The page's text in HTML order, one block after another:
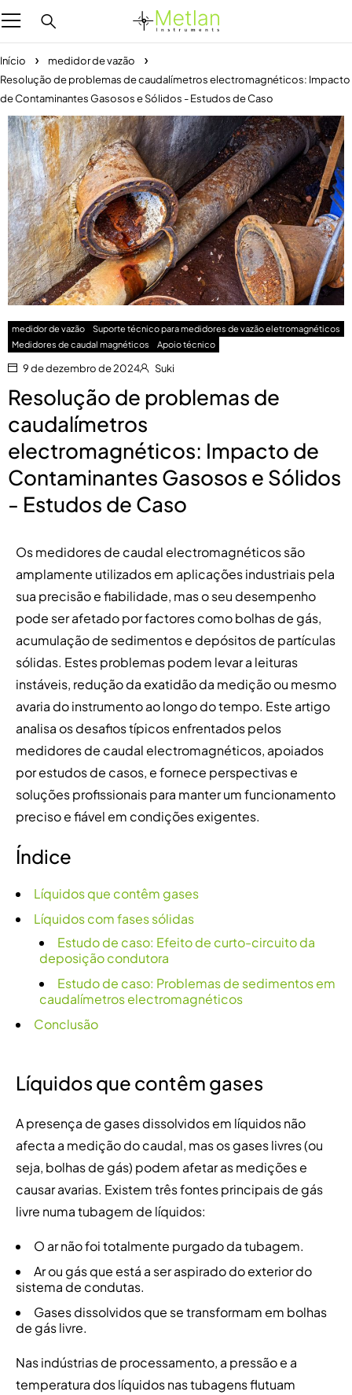
Início
medidor de vazão
Resolução de problemas de caudalímetros electromagnéticos: Impacto
de Contaminantes Gasosos e Sólidos - Estudos de Caso
medidor de vazão
Suporte técnico para medidores de vazão eletromagnéticos
Medidores de caudal magnéticos
Apoio técnico
9 de dezembro de 2024 Suki
Resolução de problemas de
caudalímetros
electromagnéticos: Impacto de
Contaminantes Gasosos e Sólidos
- Estudos de Caso
Os medidores de caudal electromagnéticos são
amplamente utilizados em aplicações industriais pela
sua precisão e fiabilidade, mas o seu desempenho
pode ser afetado por factores como bolhas de gás,
acumulação de sedimentos e depósitos de partículas
sólidas. Estes problemas podem levar a leituras
instáveis, redução da exatidão da medição ou mesmo
avaria do instrumento ao longo do tempo. Este artigo
analisa os desafios típicos enfrentados pelos
medidores de caudal electromagnéticos, apoiados
por estudos de casos, e fornece perspectivas e
soluções profissionais para manter um funcionamento
preciso e fiável em condições exigentes.
Índice
Líquidos que contêm gases
Líquidos com fases sólidas
Estudo de caso: Efeito de curto-circuito da
deposição condutora
Estudo de caso: Problemas de sedimentos em
caudalímetros electromagnéticos
Conclusão
Líquidos que contêm gases
A presença de gases dissolvidos em líquidos não
afecta a medição do caudal, mas os gases livres (ou
seja, bolhas de gás) podem afetar as medições e
causar avarias. Existem três fontes principais de gás
livre numa tubagem de líquidos:
O ar não foi totalmente purgado da tubagem.
Ar ou gás que está a ser aspirado do exterior do
sistema de condutas.
Gases dissolvidos que se transformam em bolhas
de gás livre.
Nas indústrias de processamento, a pressão e a
temperatura dos líquidos nas tubagens flutuam